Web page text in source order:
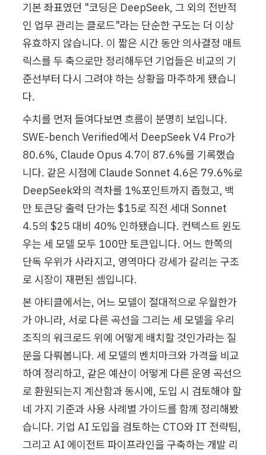
기본 좌표였던 "코딩은 DeepSeek, 그 외의 전반적
인 업무 관리는 클로드"라는 단순한 구도는 더 이상
유효하지 않습니다. 이 짧은 시간 동안 의사결정 매트
릭스를 두 축으로만 정리해두던 기업들은 비교의 기
준선부터 다시 그려야 하는 상황을 마주하게 됐습니
다.
수치를 먼저 들여다보면 흐름이 분명히 보입니다.
SWE-bench Verified에서 DeepSeek V4 Pro가
80.6%, Claude Opus 4.7이 87.6%를 기록했습
니다. 같은 시점에 Claude Sonnet 4.6은 79.6%로
DeepSeek와의 격차를 1%포인트까지 좁혔고, 백
만 토큰당 출력 단가는 $15로 직전 세대 Sonnet
4.5의 $25 대비 40% 인하됐습니다. 컨텍스트 윈도
우는 세 모델 모두 100만 토큰입니다. 어느 한쪽의
단독 우위가 사라지고, 영역마다 강세가 갈리는 구조
로 시장이 재편된 셈입니다.
본 아티클에서는, 어느 모델이 절대적으로 우월한가
가 아니라, 서로 다른 곡선을 그리는 세 모델을 우리
조직의 워크로드 위에 어떻게 배치할 것인가라는 질
문을 다뤄봅니다. 세 모델의 벤치마크와 가격을 비교
하여 정리하고, 같은 예산이 어떻게 다른 운영 곡선으
로 환원되는지 계산함과 동시에, 도입 시 검토해야 할
네 가지 기준과 사용 사례별 가이드를 함께 정리해봤
습니다. 기업 AI 도입을 검토하는 CTO와 IT 전략팀,
그리고 AI 에이전트 파이프라인을 구축하는 개발 리